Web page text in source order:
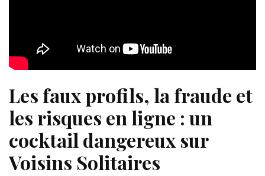
Les faux profils, la fraude et
les risques en ligne : un
cocktail dangereux sur
Voisins Solitaires